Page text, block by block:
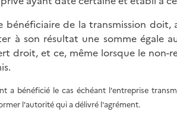
bénéficiaire de la transmission
à son résultat une somme égale
droit, et ce, même lorsque le non-
a bénéficié le cas échéant l'entreprise
l'autorité qui a délivré l'agrément.